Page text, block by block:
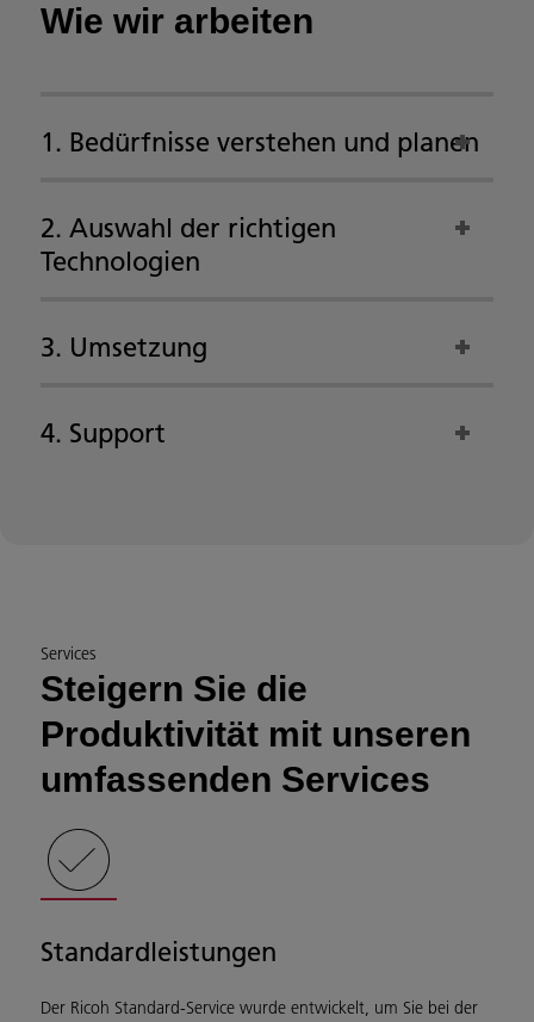
Wie wir arbeiten
1. Bedürfnisse verstehen und planen
2. Auswahl der richtigen
Technologien
3. Umsetzung
4. Support
Services
Steigern Sie die
Produktivität mit unseren
umfassenden Services
Standardleistungen
Der Ricoh Standard-Service wurde entwickelt, um Sie bei der